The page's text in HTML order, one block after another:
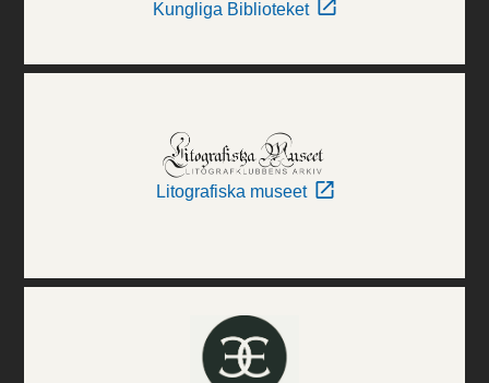
Kungliga Biblioteket
Litografiska museet